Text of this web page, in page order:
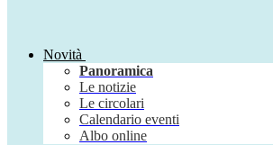
Novità
Panoramica
Le notizie
Le circolari
Calendario eventi
Albo online